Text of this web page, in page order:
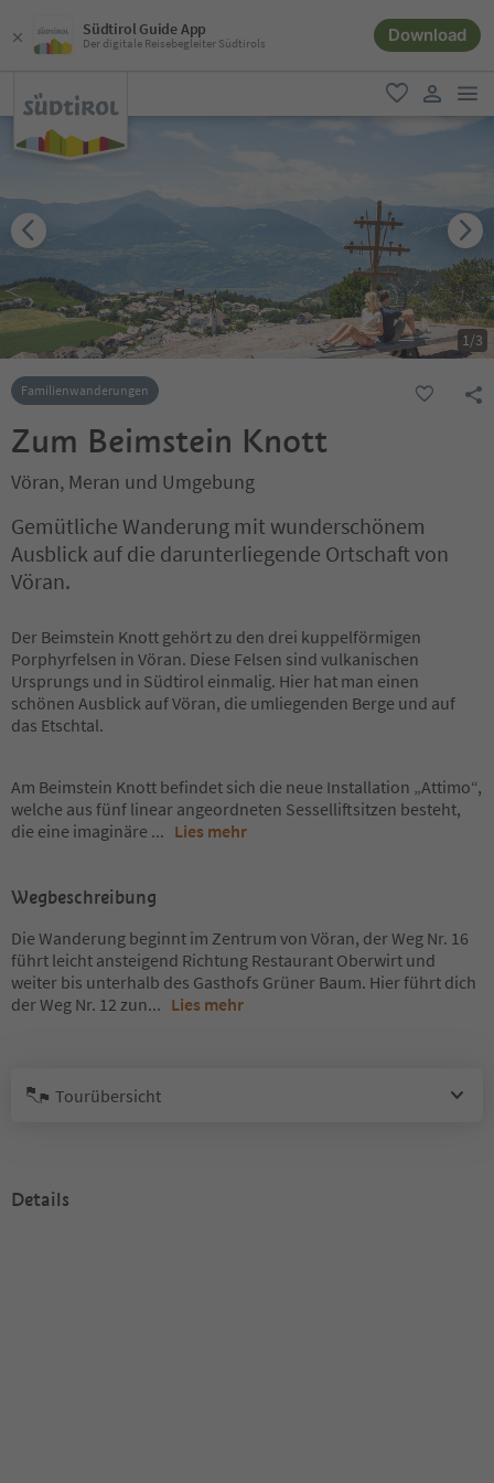
Südtirol Guide App
Der digitale Reisebegleiter Südtirols Download
favorit
user link
1/3
Familienwanderungen
Zum Beimstein Knott
Vöran, Meran und Umgebung
Gemütliche Wanderung mit wunderschönem
Ausblick auf die darunterliegende Ortschaft von
Vöran.
Der Beimstein Knott gehört zu den drei kuppelförmigen
Porphyrfelsen in Vöran. Diese Felsen sind vulkanischen
Ursprungs und in Südtirol einmalig. Hier hat man einen
schönen Ausblick auf Vöran, die umliegenden Berge und auf
das Etschtal.
Am Beimstein Knott befindet sich die neue Installation „Attimo“,
welche aus fünf linear angeordneten Sesselliftsitzen besteht,
die eine imaginäre ... Lies mehr
Wegbeschreibung
Die Wanderung beginnt im Zentrum von Vöran, der Weg Nr. 16
führt leicht ansteigend Richtung Restaurant Oberwirt und
weiter bis unterhalb des Gasthofs Grüner Baum. Hier führt dich
der Weg Nr. 12 zun... Lies mehr
Tourübersicht
Details